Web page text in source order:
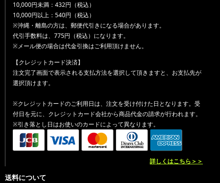
10,000円未満：432円（税込）
10,000円以上：540円（税込）
※沖縄・離島の方は、郵便代引きになる場合があります。
代引手数料は、775円（税込）になります。
※メール便の場合は代金引換はご利用頂けません。
【クレジットカード決済】
注文完了画面で表示される支払方法を選択して頂きますと、お支払先が
選択頂けます。
※クレジットカードのご利用日は、注文を受け付けた日となります。受
付日を元に、クレジットカード会社から商品代金の請求が行われます。
※引き落とし日はお使いのカードによって異なります。
詳しくはこちら＞＞
送料について